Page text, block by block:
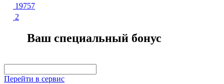
19757
2
Ваш специальный бонус
Перейти в сервис